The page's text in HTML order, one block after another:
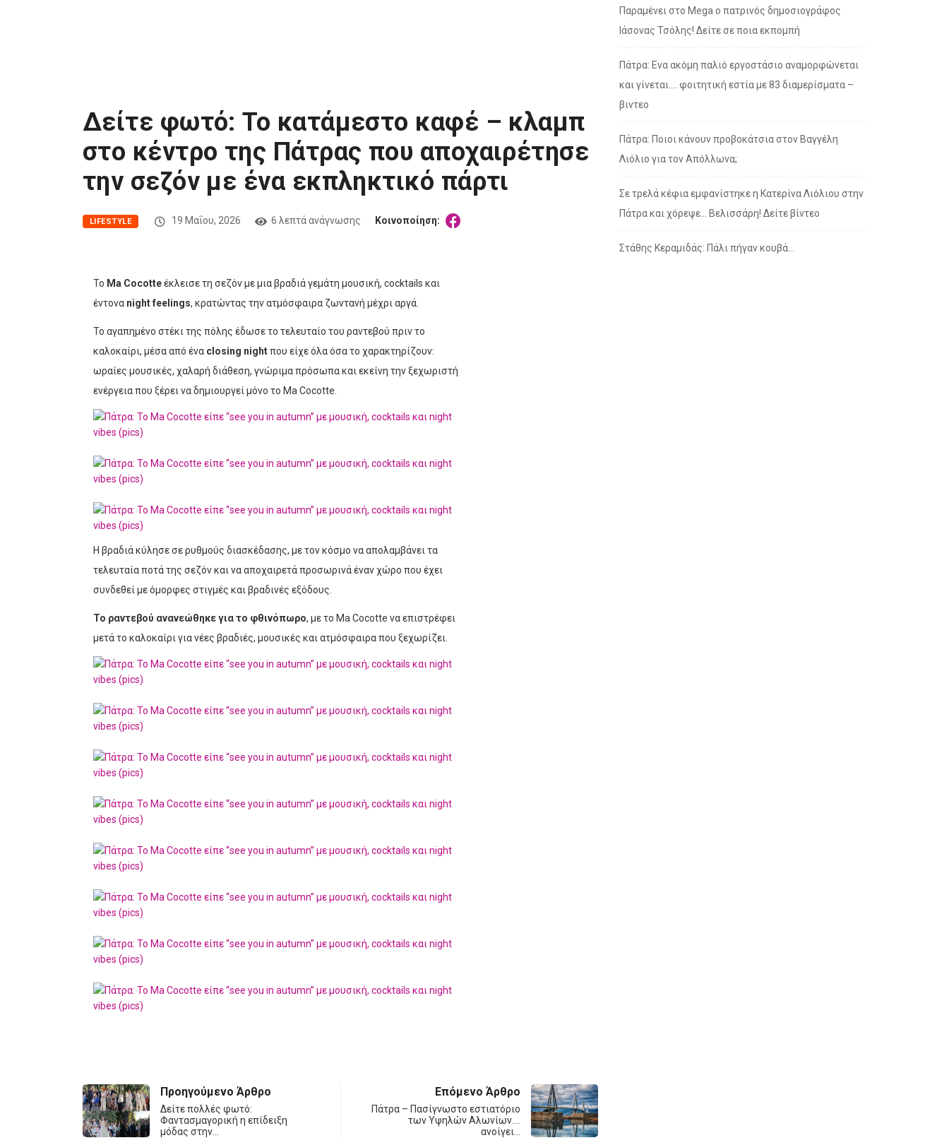
Δείτε φωτό: Το κατάμεστο καφέ – κλαμπ
στο κέντρο της Πάτρας που αποχαιρέτησε
την σεζόν με ένα εκπληκτικό πάρτι
LIFESTYLE 19 Μαΐου, 2026 6 λεπτά ανάγνωσης Κοινοποίηση:
Το Ma Cocotteέκλεισε τη σεζόν με μια βραδιά γεμάτη μουσική, cocktails και
έντονα night feelings, κρατώντας την ατμόσφαιρα ζωντανή μέχρι αργά.
Το αγαπημένο στέκι της πόλης έδωσε το τελευταίο του ραντεβού πριν το
καλοκαίρι, μέσα από ένα closing nightπου είχε όλα όσα το χαρακτηρίζουν:
ωραίες μουσικές, χαλαρή διάθεση, γνώριμα πρόσωπα και εκείνη την ξεχωριστή
ενέργεια που ξέρει να δημιουργεί μόνο το Ma Cocotte.
Η βραδιά κύλησε σε ρυθμούς διασκέδασης, με τον κόσμο να απολαμβάνει τα
τελευταία ποτά της σεζόν και να αποχαιρετά προσωρινά έναν χώρο που έχει
συνδεθεί με όμορφες στιγμές και βραδινές εξόδους.
Το ραντεβού ανανεώθηκε για το φθινόπωρο, με το Ma Cocotte να επιστρέφει
μετά το καλοκαίρι για νέες βραδιές, μουσικές και ατμόσφαιρα που ξεχωρίζει.
Προηγούμενο Άρθρο
Δείτε πολλές φωτό:
Φαντασμαγορική η επίδειξη
μόδας στην…
Επόμενο Άρθρο
Πάτρα – Πασίγνωστο εστιατόριο
των Υψηλών Αλωνίων….
ανοίγει…
Παραμένει στο Mega ο πατρινός δημοσιογράφος
Ιάσονας Τσόλης! Δείτε σε ποια εκπομπή
Πάτρα: Ενα ακόμη παλιό εργοστάσιο αναμορφώνεται
και γίνεται…. φοιτητική εστία με 83 διαμερίσματα –
βιντεο
Πάτρα: Ποιοι κάνουν προβοκάτσια στον Βαγγέλη
Λιόλιο για τον Απόλλωνα;
Σε τρελά κέφια εμφανίστηκε η Κατερίνα Λιόλιου στην
Πάτρα και χόρεψε… Βελισσάρη! Δείτε βίντεο
Στάθης Κεραμιδάς: Πάλι πήγαν κουβά…